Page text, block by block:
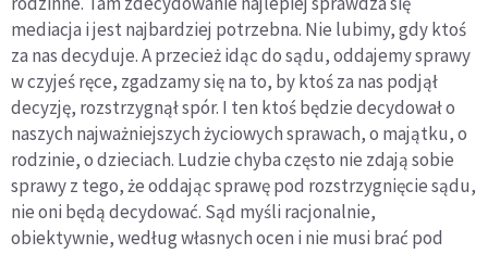
mediacja i jest najbardziej potrzebna. Nie lubimy, gdy ktoś
za nas decyduje. A przecież idąc do sądu, oddajemy sprawy
w czyjeś ręce, zgadzamy się na to, by ktoś za nas podjął
decyzję, rozstrzygnął spór. I ten ktoś będzie decydował o
naszych najważniejszych życiowych sprawach, o majątku, o
rodzinie, o dzieciach. Ludzie chyba często nie zdają sobie
sprawy z tego, że oddając sprawę pod rozstrzygnięcie sądu,
nie oni będą decydować. Sąd myśli racjonalnie,
obiektywnie, według własnych ocen i nie musi brać pod